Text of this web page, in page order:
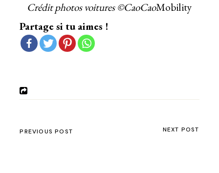
Crédit photos voitures ©CaoCaoMobility
Partage si tu aimes !
PREVIOUS POST NEXT POST